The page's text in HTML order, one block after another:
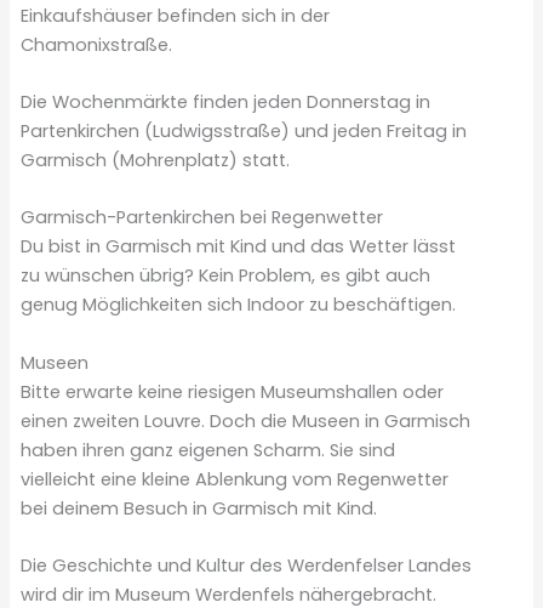
Einkaufshäuser befinden sich in der
Chamonixstraße.
Die Wochenmärkte finden jeden Donnerstag in
Partenkirchen (Ludwigsstraße) und jeden Freitag in
Garmisch (Mohrenplatz) statt.
Garmisch-Partenkirchen bei Regenwetter
Du bist in Garmisch mit Kind und das Wetter lässt
zu wünschen übrig? Kein Problem, es gibt auch
genug Möglichkeiten sich Indoor zu beschäftigen.
Museen
Bitte erwarte keine riesigen Museumshallen oder
einen zweiten Louvre. Doch die Museen in Garmisch
haben ihren ganz eigenen Scharm. Sie sind
vielleicht eine kleine Ablenkung vom Regenwetter
bei deinem Besuch in Garmisch mit Kind.
Die Geschichte und Kultur des Werdenfelser Landes
wird dir im Museum Werdenfels nähergebracht.